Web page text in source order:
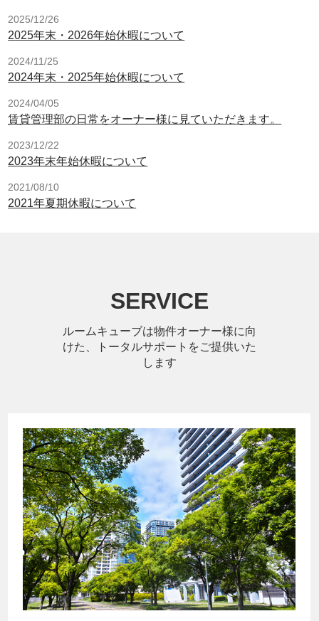
2025/12/26
2025年末・2026年始休暇について
2024/11/25
2024年末・2025年始休暇について
2024/04/05
賃貸管理部の日常をオーナー様に見ていただきます。
2023/12/22
2023年末年始休暇について
2021/08/10
2021年夏期休暇について
SERVICE
ルームキューブは物件オーナー様に向
けた、トータルサポートをご提供いた
します